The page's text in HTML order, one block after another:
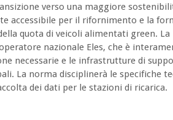
verso una maggiore
accessibile per il rifornimento e la
quota di veicoli alimentati green. La
nazionale Eles, che è
necessarie e le infrastrutture di
La norma disciplinerà le specifiche
dei dati per le stazioni di ricarica.